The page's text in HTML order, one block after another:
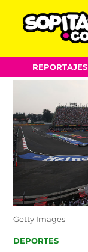
Skip
to
REPORTAJES
Getty Images
POSTED
DEPORTES